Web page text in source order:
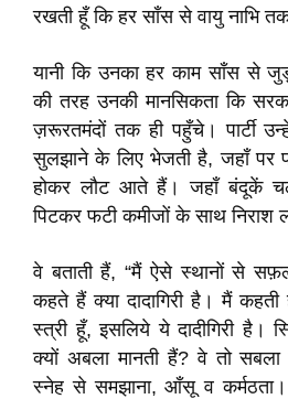
रखती हूँ कि हर साँस से वायु नाभि
यानी कि उनका हर काम साँस से
की तरह उनकी मानसिकता कि
ज़रूरतमंदों तक ही पहुँचे। पार्टी
सुलझाने के लिए भेजती है, जहाँ पर
होकर लौट आते हैं। जहाँ बंदूकें
पिटकर फटी कमीजों के साथ निराश
वे बताती हैं, “मैं ऐसे स्थानों से
कहते हैं क्या दादागिरी है। मैं कहती
स्त्री हूँ, इसलिये ये दादीगिरी है।
क्यों अबला मानती हैं? वे तो
स्नेह से समझाना, आँसू व कर्मठता।